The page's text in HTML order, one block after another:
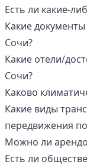
Есть ли какие-
Какие
Сочи?
Какие отели/
Сочи?
Каково
Какие виды
передвижения
Можно ли
Есть ли